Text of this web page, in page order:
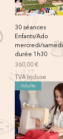
30 séances
Enfants/Ado
mercredi/samedi
durée 1h30
Prix
360,00 €
TVA Incluse
Adulte